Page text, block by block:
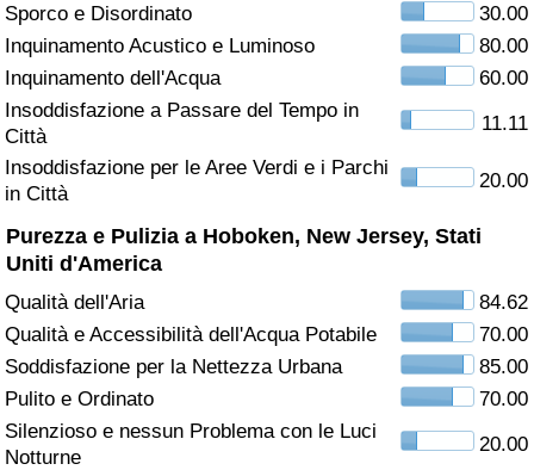
Sporco e Disordinato
30.00
Inquinamento Acustico e Luminoso
80.00
Inquinamento dell'Acqua
60.00
Insoddisfazione a Passare del Tempo in
Città
11.11
Insoddisfazione per le Aree Verdi e i Parchi
in Città
20.00
Purezza e Pulizia a Hoboken, New Jersey, Stati
Uniti d'America
Qualità dell'Aria
84.62
Qualità e Accessibilità dell'Acqua Potabile
70.00
Soddisfazione per la Nettezza Urbana
85.00
Pulito e Ordinato
70.00
Silenzioso e nessun Problema con le Luci
Notturne
20.00
Indice dell’Assistenza Sanitaria (Corrente)
Indice dell’Assistenza Sanitaria
Indice dell’Assistenza Sanitaria per
Nazione
Inquinamento
Indice dell’Inquinamento (Corrente)
Indice di inquinamento
Indice dell’Inquinamento per Nazione